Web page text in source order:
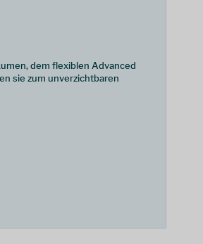
dem flexiblen Advanced
sie zum unverzichtbaren